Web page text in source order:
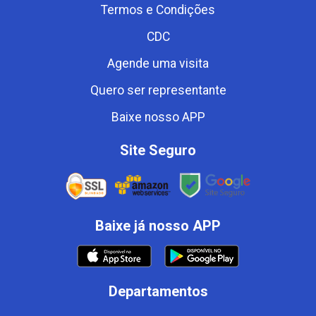
Termos e Condições
CDC
Agende uma visita
Quero ser representante
Baixe nosso APP
Site Seguro
Baixe já nosso APP
Departamentos